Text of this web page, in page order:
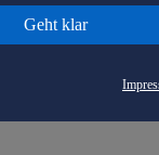
Geht klar